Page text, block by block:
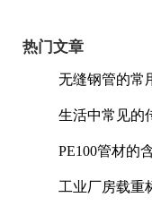
热门文章
无缝钢管的常
生活中常见的
PE100管材的
工业厂房载重